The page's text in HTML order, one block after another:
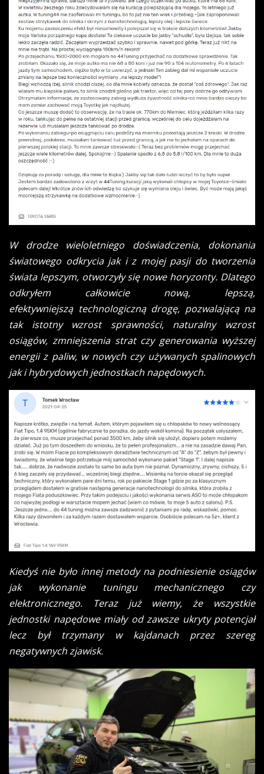
W drodze wieloletniego doświadczenia, dokonania
światowego odkrycia jak i z mojej pasji do tworzenia
świata lepszym, otworzyły się nowe horyzonty. Dlatego
odkryłem całkowicie nową, lepszą,
efektywniejszą technologiczną drogę, pozwalającą na
tak istotny wzrost sprawności, naturalny wzrost
osiągów, zmniejszenia strat czy generowania wyższej
energii z paliw, w nowych czy używanych spalinowych
jak i hybrydowych jednostkach napędowych.
Kiedyś nie było innej metody na podniesienie osiągów
jak wykonanie tuningu mechanicznego czy
elektronicznego. Teraz już wiemy, że wszystkie
jednostki napędowe miały od zawsze ukryty potencjał
lecz był trzymany w kajdanach przez szereg
negatywnych zjawisk.